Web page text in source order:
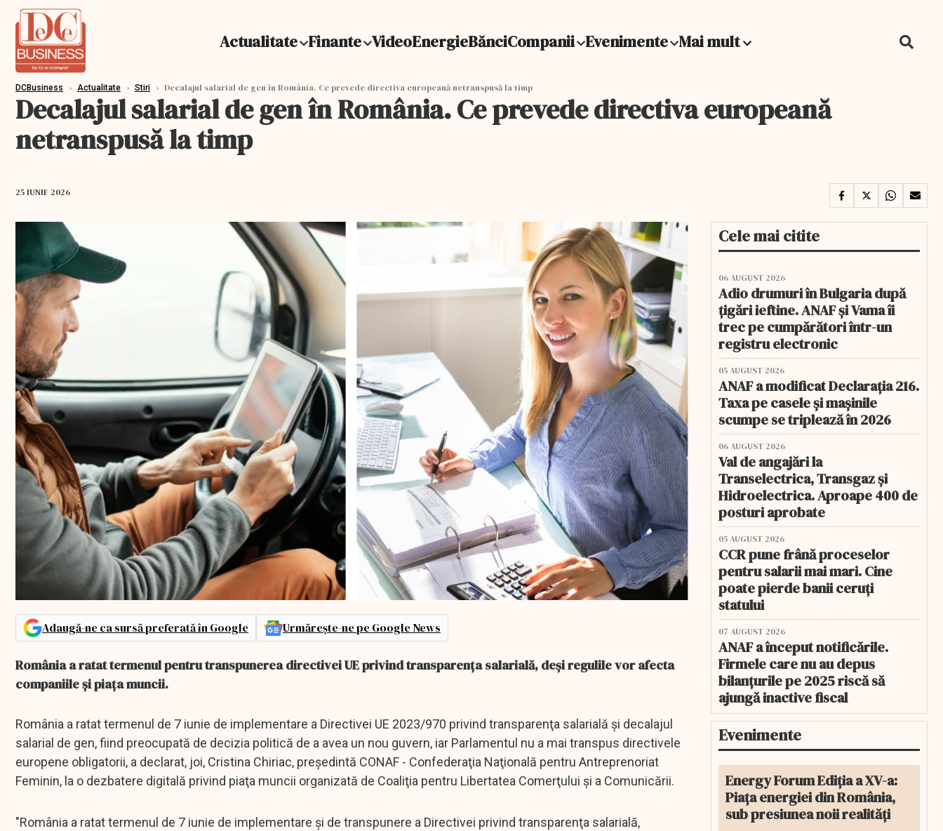
Actualitate Finante VideoEnergieBănciCompanii Evenimente Mai mult
DCBusiness › Actualitate › Stiri › Decalajul salarial de gen în România. Ce prevede directiva europeană netranspusă la timp
Decalajul salarial de gen în România. Ce prevede directiva europeană
netranspusă la timp
25 IUNIE 2026
Adaugă-ne ca sursă preferată în Google Urmărește-ne pe Google News
România a ratat termenul pentru transpunerea directivei UE privind transparența salarială, deși regulile vor afecta
companiile și piața muncii.
România a ratat termenul de 7 iunie de implementare a Directivei UE 2023/970 privind transparenţa salarială şi decalajul
salarial de gen, fiind preocupată de decizia politică de a avea un nou guvern, iar Parlamentul nu a mai transpus directivele
europene obligatorii, a declarat, joi, Cristina Chiriac, preşedintă CONAF - Confederaţia Naţională pentru Antreprenoriat
Feminin, la o dezbatere digitală privind piaţa muncii organizată de Coaliţia pentru Libertatea Comerţului şi a Comunicării.
"România a ratat termenul de 7 iunie de implementare şi de transpunere a Directivei privind transparenţa salarială,
Cele mai citite
06 AUGUST 2026
Adio drumuri în Bulgaria după
țigări ieftine. ANAF și Vama îi
trec pe cumpărători într-un
registru electronic
05 AUGUST 2026
ANAF a modificat Declarația 216.
Taxa pe casele și mașinile
scumpe se triplează în 2026
06 AUGUST 2026
Val de angajări la
Transelectrica, Transgaz și
Hidroelectrica. Aproape 400 de
posturi aprobate
05 AUGUST 2026
CCR pune frână proceselor
pentru salarii mai mari. Cine
poate pierde banii ceruți
statului
07 AUGUST 2026
ANAF a început notificările.
Firmele care nu au depus
bilanțurile pe 2025 riscă să
ajungă inactive fiscal
Evenimente
Energy Forum Ediția a XV-a:
Piața energiei din România,
sub presiunea noii realități